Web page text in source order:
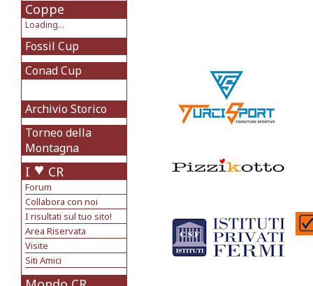
Coppe
Loading...
Fossil Cup
Conad Cup
Archivio Storico
Torneo della
Montagna
I CR
Forum
Collabora con noi
I risultati sul tuo sito!
Area Riservata
Visite
Siti Amici